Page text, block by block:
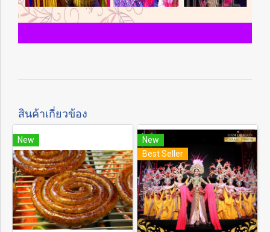
สินค้าเกี่ยวข้อง
New
New
Best Seller